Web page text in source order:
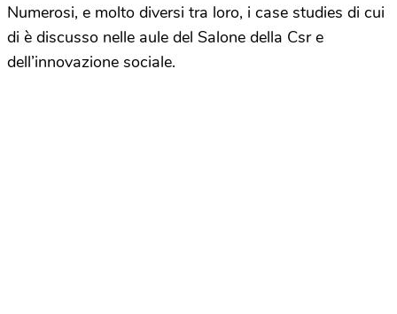
Numerosi, e molto diversi tra loro, i case studies di cui
di è discusso nelle aule del Salone della Csr e
dell’innovazione sociale.